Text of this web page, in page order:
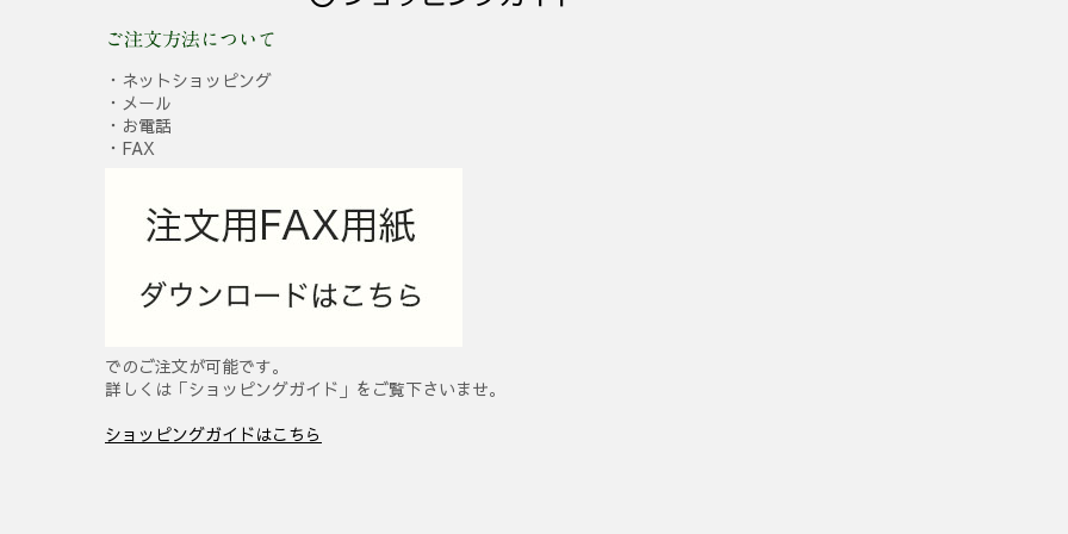
ご注文方法について
・ネットショッピング
・メール
・お電話
・FAX
でのご注文が可能です。
詳しくは「ショッピングガイド」をご覧下さいませ。
ショッピングガイドはこちら